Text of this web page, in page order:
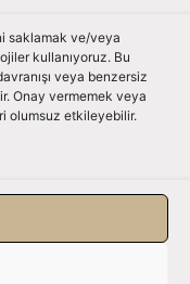
saklamak ve/veya
kullanıyoruz. Bu
veya benzersiz
Onay vermemek veya
olumsuz etkileyebilir.